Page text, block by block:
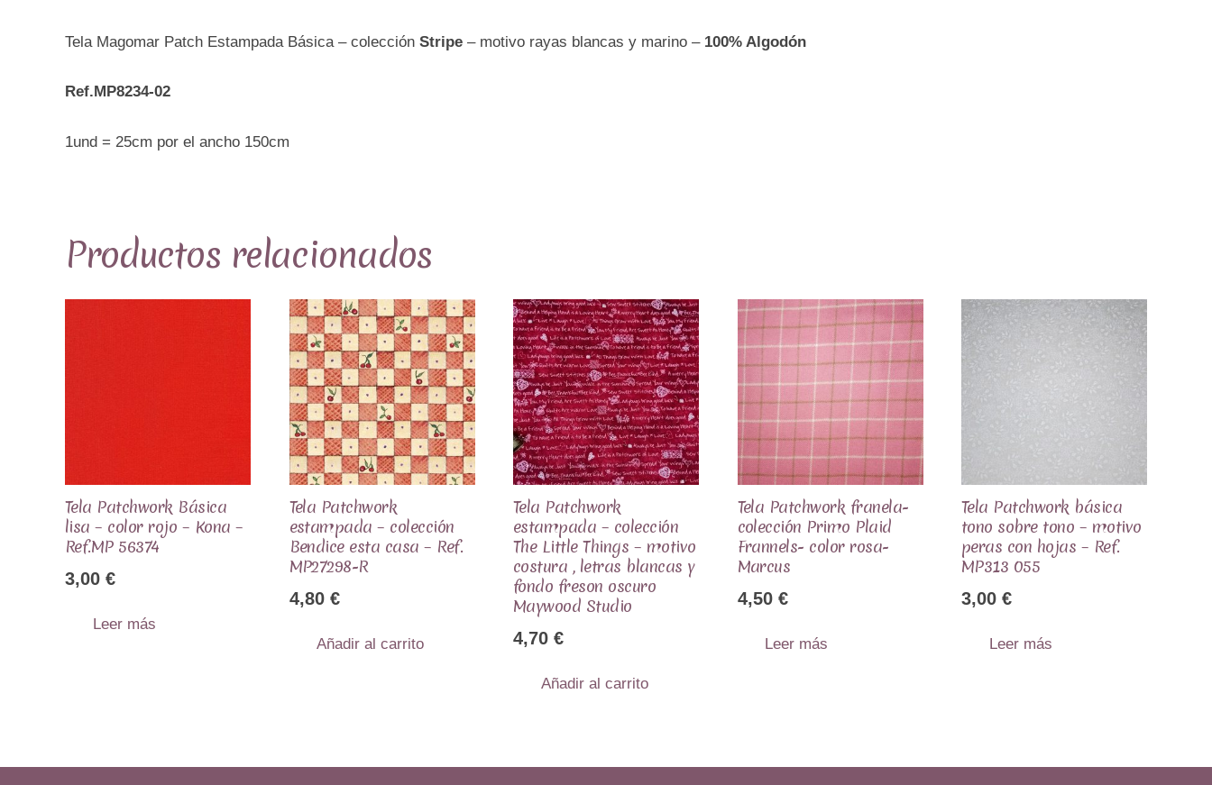
marino
Tela Magomar Patch Estampada Básica – colección Stripe – motivo rayas blancas y marino – 100% Algodón
Ref.MP8234-02
1und = 25cm por el ancho 150cm
Productos relacionados
Tela Patchwork Básica
lisa – color rojo – Kona –
Ref.MP 56374
3,00 €
Leer más
Tela Patchwork
estampada – colección
Bendice esta casa – Ref.
MP27298-R
4,80 €
Añadir al carrito
Tela Patchwork
estampada – colección
The Little Things – motivo
costura , letras blancas y
fondo freson oscuro
Maywood Studio
4,70 €
Añadir al carrito
Tela Patchwork franela-
colección Primo Plaid
Frannels- color rosa-
Marcus
4,50 €
Leer más
Tela Patchwork básica
tono sobre tono – motivo
peras con hojas – Ref.
MP313 055
3,00 €
Leer más